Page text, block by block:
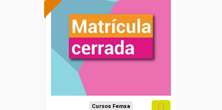
Cursos Femxa